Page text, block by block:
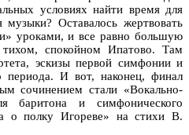
условиях найти время для
музыки? Оставалось жертвовать
уроками, и все равно большую
спокойном Ипатово. Там
эскизы первой симфонии и
периода. И вот, наконец, финал
сочинением стали «Вокально-
баритона и симфонического
о полку Игореве» на стихи В.